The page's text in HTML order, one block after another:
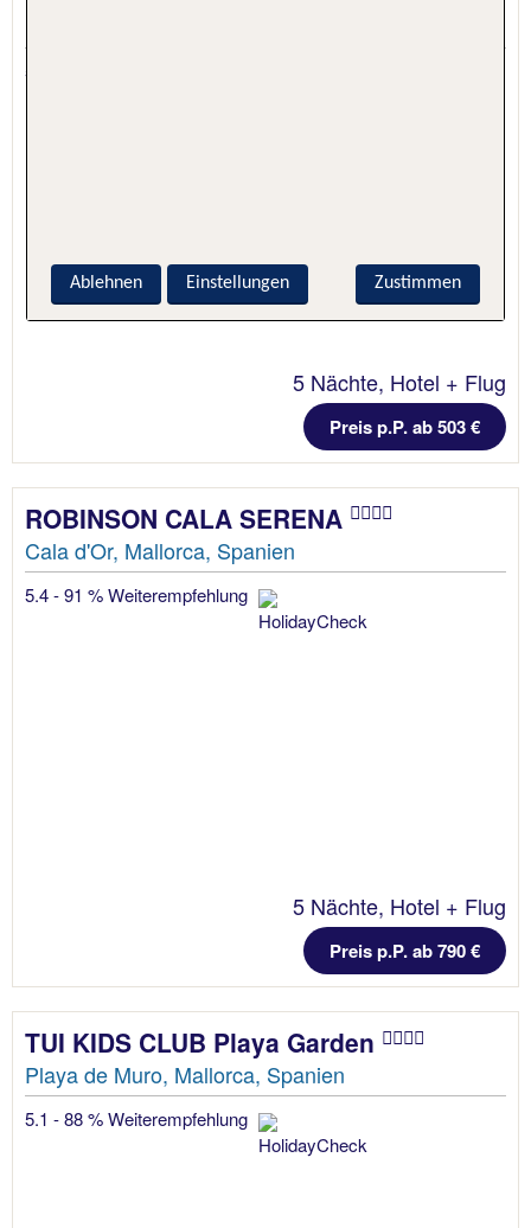
5.1 - 90 % Weiterempfehlung
5 Nächte, Hotel + Flug
Preis p.P. ab 503 €
ROBINSON CALA SERENA
Cala d'Or, Mallorca, Spanien
5.4 - 91 % Weiterempfehlung
5 Nächte, Hotel + Flug
Preis p.P. ab 790 €
TUI KIDS CLUB Playa Garden
Playa de Muro, Mallorca, Spanien
5.1 - 88 % Weiterempfehlung
Zustimmen
Ablehnen Einstellungen